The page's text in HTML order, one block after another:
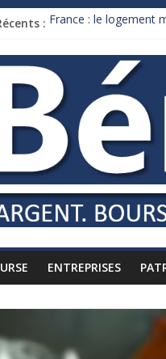
: France : le logement
Royaume-Uni : Andy
Xavier Niel, le
Ruée des fortunes
ENTREPRISES